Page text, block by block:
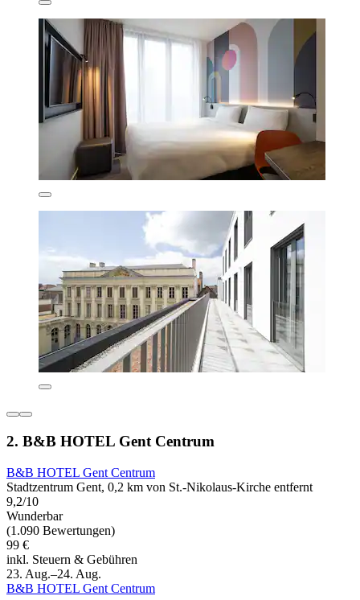
2. B&B HOTEL Gent Centrum
B&B HOTEL Gent Centrum
Stadtzentrum Gent, 0,2 km von St.-Nikolaus-Kirche entfernt
9,2/10
Wunderbar
(1.090 Bewertungen)
99 €
inkl. Steuern & Gebühren
23. Aug.–24. Aug.
B&B HOTEL Gent Centrum